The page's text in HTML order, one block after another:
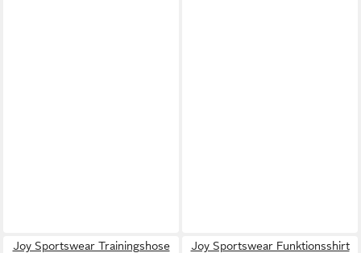
Joy Sportswear Trainingshose
Joy Sportswear Funktionsshirt